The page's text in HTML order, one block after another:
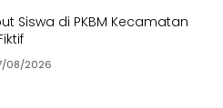
Siswa di PKBM Kecamatan
08/2026